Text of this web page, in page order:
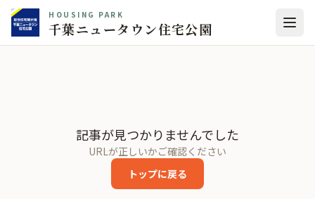
HOUSING PARK
千葉ニュータウン住宅公園
記事が見つかりませんでした
URLが正しいかご確認ください
トップに戻る